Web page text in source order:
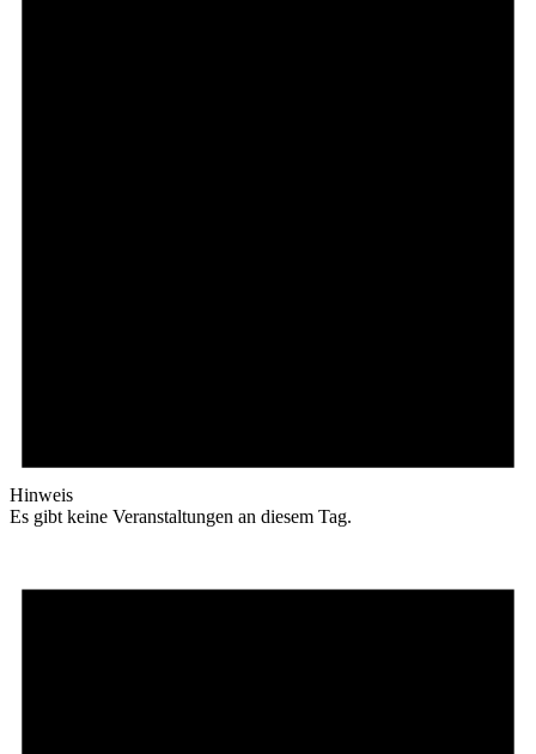
Hinweis
Es gibt keine Veranstaltungen an diesem Tag.